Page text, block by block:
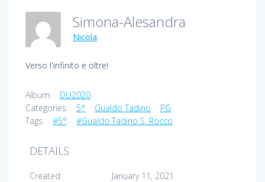
Simona-Alesandra
Nicola
Verso l'infinito e oltre!
Album:
DU2020
Categories:
5° Gualdo Tadino
PG
Tags:
#5° #Gualdo Tadino S. Rocco
DETAILS
Created
January 11, 2021